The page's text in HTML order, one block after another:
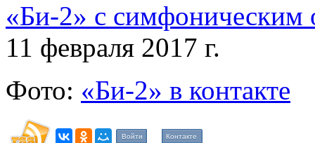
«Би-2» с симфоническим
11 февраля 2017 г.
Фото: «Би-2» в контакте
Войти Контакте